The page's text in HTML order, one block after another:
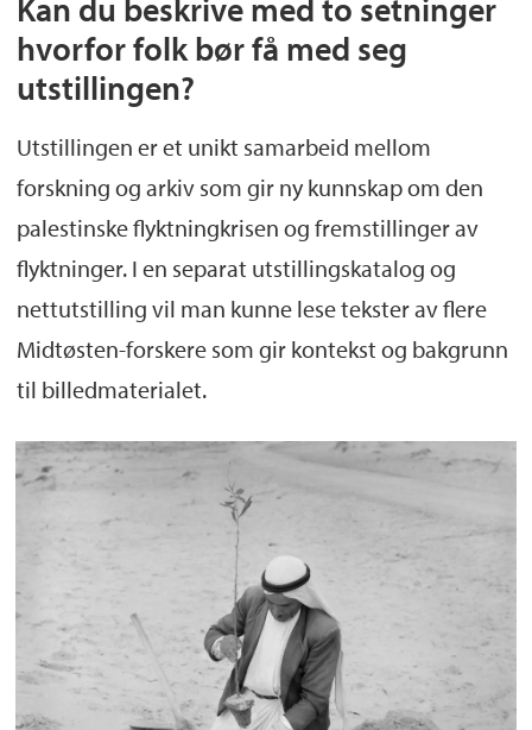
Kan du beskrive med to setninger
hvorfor folk bør få med seg
utstillingen?
Utstillingen er et unikt samarbeid mellom
forskning og arkiv som gir ny kunnskap om den
palestinske flyktningkrisen og fremstillinger av
flyktninger. I en separat utstillingskatalog og
nettutstilling vil man kunne lese tekster av flere
Midtøsten-forskere som gir kontekst og bakgrunn
til billedmaterialet.